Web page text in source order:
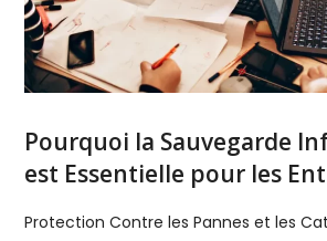
Pourquoi la Sauvegarde
est Essentielle pour les
Protection Contre les Pannes et les